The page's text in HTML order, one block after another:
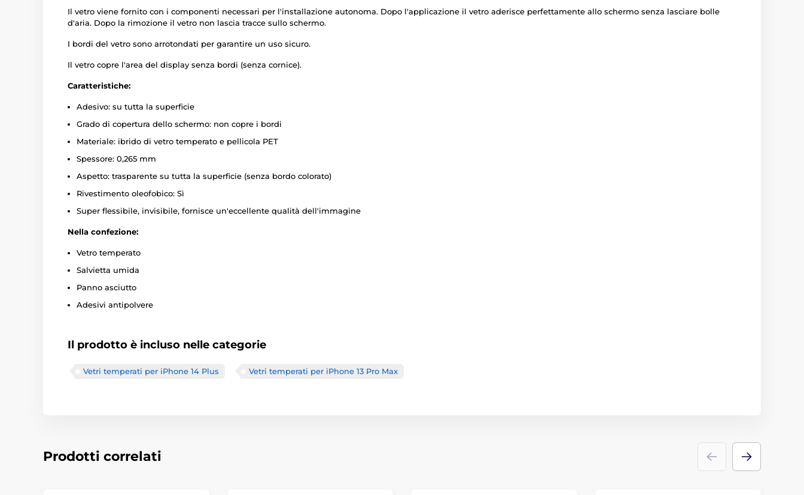
Il vetro viene fornito con i componenti necessari per l'installazione autonoma. Dopo l'applicazione il vetro aderisce perfettamente allo schermo senza lasciare bolle
d'aria. Dopo la rimozione il vetro non lascia tracce sullo schermo.
I bordi del vetro sono arrotondati per garantire un uso sicuro.
Il vetro copre l'area del display senza bordi (senza cornice).
Caratteristiche:
Adesivo: su tutta la superficie
Grado di copertura dello schermo: non copre i bordi
Materiale: ibrido di vetro temperato e pellicola PET
Spessore: 0,265 mm
Aspetto: trasparente su tutta la superficie (senza bordo colorato)
Rivestimento oleofobico: Sì
Super flessibile, invisibile, fornisce un'eccellente qualità dell'immagine
Nella confezione:
Vetro temperato
Salvietta umida
Panno asciutto
Adesivi antipolvere
Il prodotto è incluso nelle categorie
Vetri temperati per iPhone 14 Plus Vetri temperati per iPhone 13 Pro Max
Prodotti correlati